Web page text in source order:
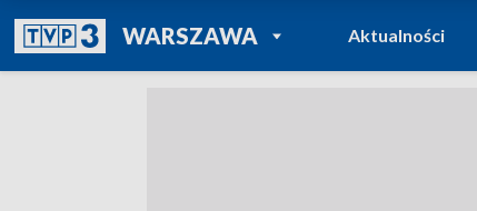
WARSZAWAPOWRÓT DO
TVP REGIONY
Aktualności